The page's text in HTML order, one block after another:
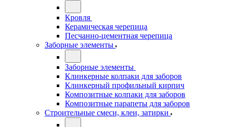
Кровля
Керамическая черепица
Песчанно-цементная черепица
Заборные элементы
Заборные элементы
Клинкерные колпаки для заборов
Клинкерный профильный кирпич
Композитные колпаки для заборов
Композитные парапеты для заборов
Строительные смеси, клеи, затирки